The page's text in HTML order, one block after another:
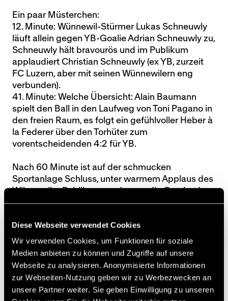
Diese Webseite verwendet Cookies
Wir verwenden Cookies, um Funktionen für soziale
Medien anbieten zu können und Zugriffe auf unsere
Webseite zu analysieren. Anonymisierte Informationen
zur Webseiten-Nutzung geben wir zu Werbezwecken an
unsere Partner weiter. Sie geben Einwilligung zu unseren
Ein paar Müsterchen:
12. Minute: Wünnewil-Stürmer Lukas Schneuwly
läuft allein gegen YB-Goalie Adrian Schneuwly zu,
Schneuwly hält bravourös und im Publikum
applaudiert Christian Schneuwly (ex YB, zurzeit
FC Luzern, aber mit seinen Wünnewilern eng
verbunden).
41. Minute: Welche Übersicht: Alain Baumann
spielt den Ball in den Laufweg von Toni Pagano in
den freien Raum, es folgt ein gefühlvoller Heber à
la Federer über den Torhüter zum
vorentscheidenden 4:2 für YB.
Nach 60 Minute ist auf der schmucken
Sportanlage Schluss, unter warmem Applaus des
Wünnewiler Publikums verlassen die Cracks das
Feld, um sich nach kühlender Dusche beim
führt Old-Star-Coach Kurt Feuz umsichtig Regie…
PS: Herzlichen Dank an den FC
Wünnewil/Flamatt und Gratulation zum Jubiläum!
Interview mit Martin Weber